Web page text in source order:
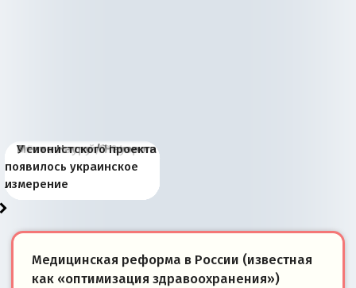
Киевская марионетка
Запада рассказала о
«переобувании» хозяев
В России назрели
перемены: 15 шагов к
суверенной экономике
Миграционный пожар
Европы
Россия начинает
сбрасывать балласт
Анкориджа
Россия зимой 1904
года: первые уступки во
внутренней политике
Русская нация вчера и
сегодня
Почему правый крах в
Варшаве не поможет её
отношениям с Россией?
Место Науру / Науэро в
современной истории
Южной Осетии
У сионистского проекта
появилось украинское
измерение
Медицинская реформа в России (известная
как «оптимизация здравоохранения»)